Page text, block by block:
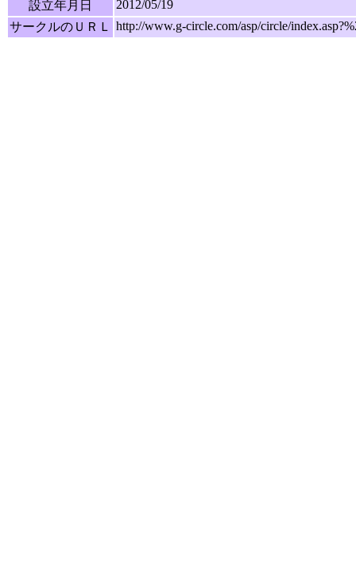
設立年月日
2012/05/19
サークルのＵＲＬ
http://www.g-circle.com/asp/circle/